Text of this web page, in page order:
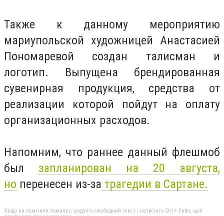
Также к данному мероприятию
мариупольской художницей Анастасией
Пономаревой создан талисман и
логотип. Выпущена брендированная
сувенирная продукция, средства от
реализации которой пойдут на оплату
организационных расходов.
Напомним, что раннее данный флешмоб
был запланирован на 20 августа,
но перенесен из-за трагедии в Сартане.
Якщо ви помітили помилку, виділіть необхідний текст і натисніть Ctrl + Enter, щоб